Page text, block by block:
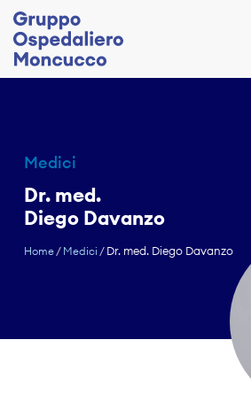
Medici
Dr. med.
Diego Davanzo
Home / Medici / Dr. med. Diego Davanzo